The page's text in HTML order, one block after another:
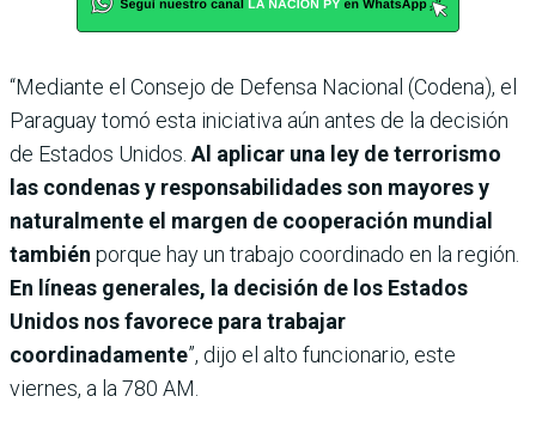
“Mediante el Consejo de Defensa Nacional (Codena), el
Paraguay tomó esta iniciativa aún antes de la decisión
de Estados Unidos. Al aplicar una ley de terrorismo
las condenas y responsabilidades son mayores y
naturalmente el margen de cooperación mundial
también porque hay un trabajo coordinado en la región.
En líneas generales, la decisión de los Estados
Unidos nos favorece para trabajar
coordinadamente”, dijo el alto funcionario, este
viernes, a la 780 AM.